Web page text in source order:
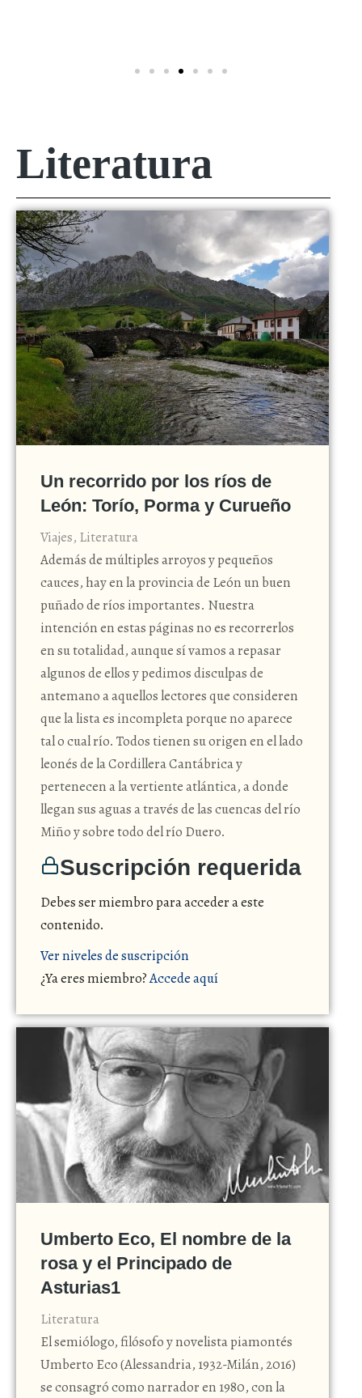
Literatura
Un recorrido por los ríos de
León: Torío, Porma y Curueño
Viajes, Literatura
Además de múltiples arroyos y pequeños
cauces, hay en la provincia de León un buen
puñado de ríos importantes. Nuestra
intención en estas páginas no es recorrerlos
en su totalidad, aunque sí vamos a repasar
algunos de ellos y pedimos disculpas de
antemano a aquellos lectores que consideren
que la lista es incompleta porque no aparece
tal o cual río. Todos tienen su origen en el lado
leonés de la Cordillera Cantábrica y
pertenecen a la vertiente atlántica, a donde
llegan sus aguas a través de las cuencas del río
Miño y sobre todo del río Duero.
Suscripción requerida
Debes ser miembro para acceder a este
contenido.
Ver niveles de suscripción
¿Ya eres miembro?Accede aquí
Umberto Eco, El nombre de la
rosa y el Principado de
Asturias1
Literatura
El semiólogo, filósofo y novelista piamontés
Umberto Eco (Alessandria, 1932-Milán, 2016)
se consagró como narrador en 1980, con la